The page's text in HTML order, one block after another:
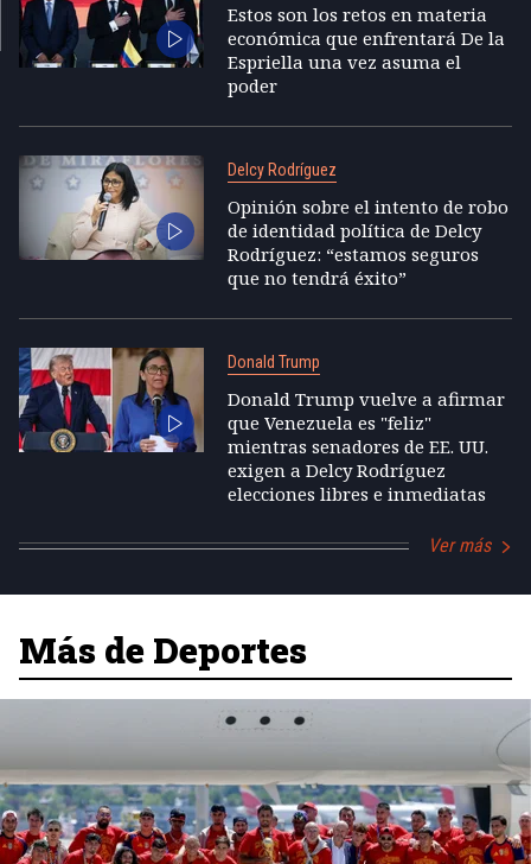
Estos son los retos en materia
económica que enfrentará De la
Espriella una vez asuma el
poder
Delcy Rodríguez
Opinión sobre el intento de robo
de identidad política de Delcy
Rodríguez: “estamos seguros
que no tendrá éxito”
Donald Trump
Donald Trump vuelve a afirmar
que Venezuela es "feliz"
mientras senadores de EE. UU.
exigen a Delcy Rodríguez
elecciones libres e inmediatas
Ver más
Más de Deportes